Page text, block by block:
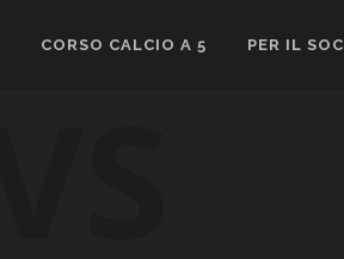
CORSO CALCIO A 5 PER IL